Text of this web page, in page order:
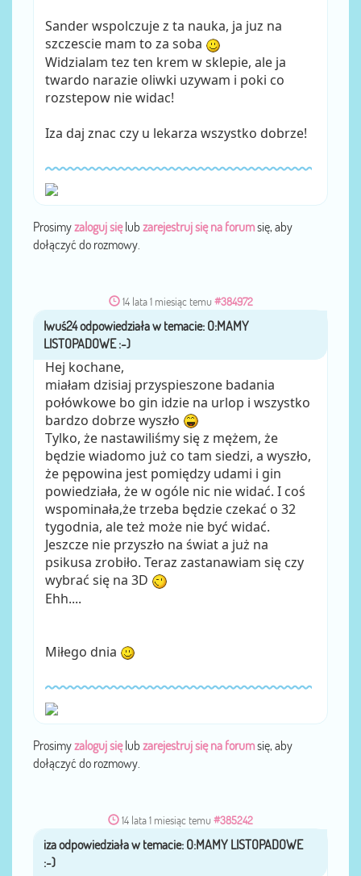
Sander wspolczuje z ta nauka, ja juz na
szczescie mam to za soba
Widzialam tez ten krem w sklepie, ale ja
twardo narazie oliwki uzywam i poki co
rozstepow nie widac!
Iza daj znac czy u lekarza wszystko dobrze!
Prosimyzaloguj sięlub zarejestruj się na forumsię, aby
dołączyć do rozmowy.
14 lata 1 miesiąc temu #384972
przezIwuś24
Hej kochane,
miałam dzisiaj przyspieszone badania
połówkowe bo gin idzie na urlop i wszystko
bardzo dobrze wyszło
Tylko, że nastawiliśmy się z mężem, że
będzie wiadomo już co tam siedzi, a wyszło,
że pępowina jest pomiędzy udami i gin
powiedziała, że w ogóle nic nie widać. I coś
wspominała,że trzeba będzie czekać o 32
tygodnia, ale też może nie być widać.
Jeszcze nie przyszło na świat a już na
psikusa zrobiło. Teraz zastanawiam się czy
wybrać się na 3D
Ehh....
Miłego dnia
Prosimyzaloguj sięlub zarejestruj się na forumsię, aby
dołączyć do rozmowy.
14 lata 1 miesiąc temu #385242
przez iza